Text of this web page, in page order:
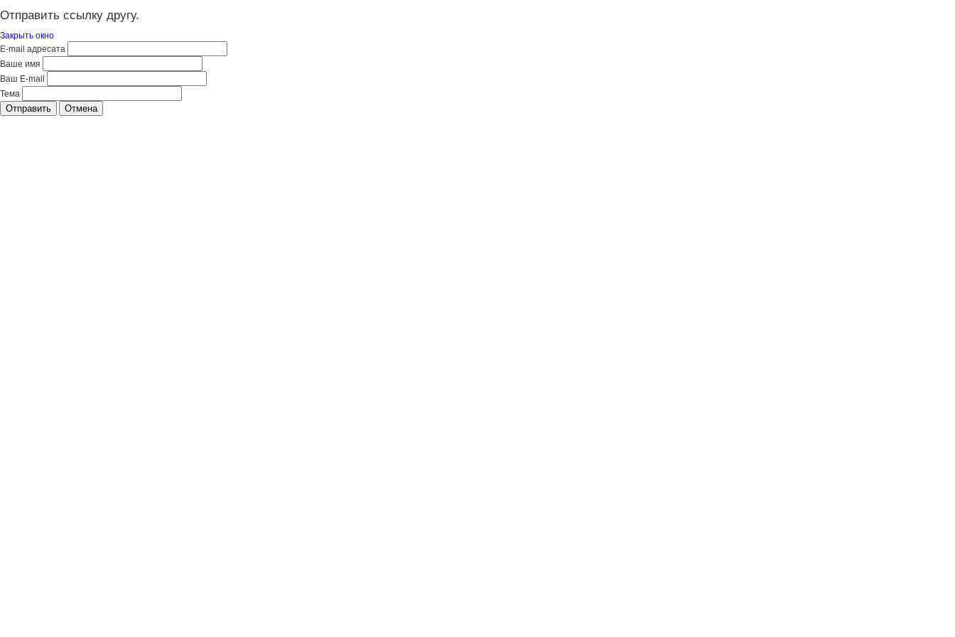
Отправить ссылку другу.
Закрыть окно
E-mail адресата
Ваше имя
Ваш E-mail
Тема
Отправить Отмена